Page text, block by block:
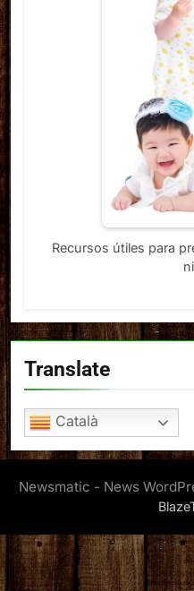
Recursos útiles para
Translate
Català
Newsmatic - News